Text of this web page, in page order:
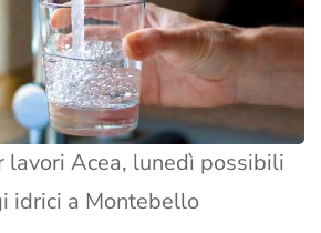
lavori Acea, lunedì possibili
idrici a Montebello